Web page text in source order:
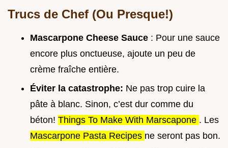
Trucs de Chef (Ou Presque!)
Mascarpone Cheese Sauce : Pour une sauce
encore plus onctueuse, ajoute un peu de
crème fraîche entière.
Éviter la catastrophe: Ne pas trop cuire la
pâte à blanc. Sinon, c’est dur comme du
béton! Things To Make With Marscapone . Les
Mascarpone Pasta Recipes ne seront pas bon.